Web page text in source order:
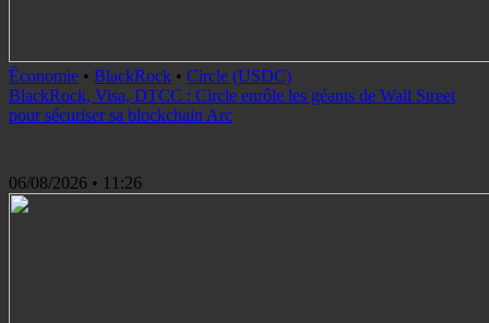
Économie • BlackRock • Circle (USDC)
BlackRock, Visa, DTCC : Circle enrôle les géants de Wall Street
pour sécuriser sa blockchain Arc
06/08/2026 • 11:26